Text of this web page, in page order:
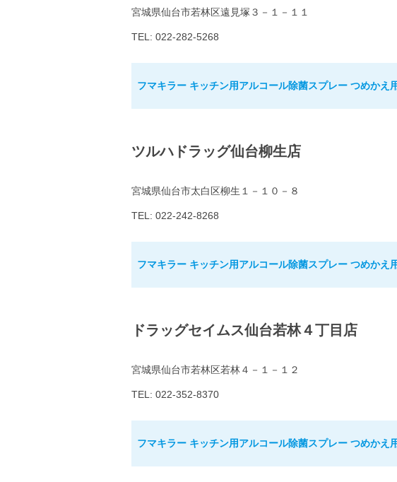
宮城県仙台市若林区遠見塚３－１－１１
TEL: 022-282-5268
フマキラー キッチン用アルコール除菌スプレー つめかえ
ツルハドラッグ仙台柳生店
宮城県仙台市太白区柳生１－１０－８
TEL: 022-242-8268
フマキラー キッチン用アルコール除菌スプレー つめかえ
ドラッグセイムス仙台若林４丁目店
宮城県仙台市若林区若林４－１－１２
TEL: 022-352-8370
フマキラー キッチン用アルコール除菌スプレー つめかえ